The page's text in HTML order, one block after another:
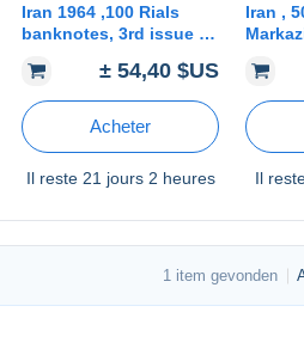
Iran 1964 ,100 Rials
banknotes, 3rd issue of
,Consecutive numbers.
C11a
± 54,40 $US
Acheter
Il reste 21 jours 2 heures
Iran ,
Il
1 item gevonden